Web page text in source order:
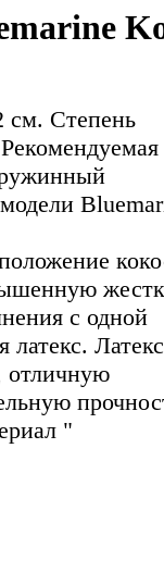
см. Степень
с одной
латекс. Латекс
отличную
"